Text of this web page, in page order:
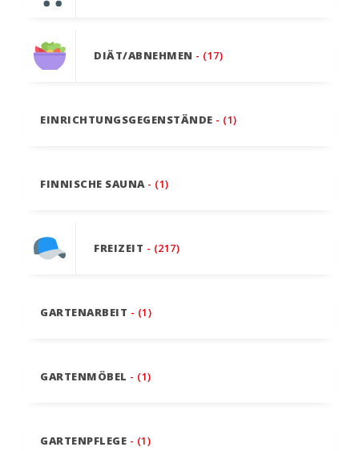
DIÄT/ABNEHMEN - (17)
EINRICHTUNGSGEGENSTÄNDE - (1)
FINNISCHE SAUNA - (1)
FREIZEIT - (217)
GARTENARBEIT - (1)
GARTENMÖBEL - (1)
GARTENPFLEGE - (1)